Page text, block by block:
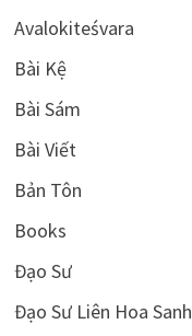
Avalokiteśvara
Bài Kệ
Bài Sám
Bài Viết
Bản Tôn
Books
Đạo Sư
Đạo Sư Liên Hoa Sanh